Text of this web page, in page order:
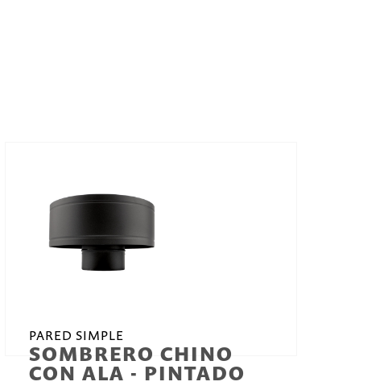
PARED SIMPLE
SOMBRERO CHINO
CON ALA - PINTADO